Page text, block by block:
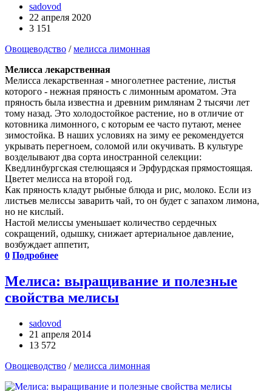
sadovod
22 апреля 2020
3 151
Овощеводство /мелисса лимонная
Мелисса лекарственная
Мелисса лекарственная - многолетнее растение, листья
которого - нежная пряность с лимонным ароматом. Эта
пряность была известна и древним римлянам 2 тысячи лет
тому назад. Это холодостойкое растение, но в отличие от
котовника лимонного, с которым ее часто путают, менее
зимостойка. В наших условиях на зиму ее рекомендуется
укрывать перегноем, соломой или окучивать. В культуре
возделывают два сорта иностранной селекции:
Кведлинбургская стелющаяся и Эрфурдская прямостоящая.
Цветет мелисса на второй год.
Как пряность кладут рыбные блюда и рис, молоко. Если из
листьев мелиссы заварить чай, то он будет с запахом лимона,
но не кислый.
Настой мелиссы уменьшает количество сердечных
сокращений, одышку, снижает артериальное давление,
возбуждает аппетит,
0 Подробнее
Мелиса: выращивание и полезные
свойства мелисы
sadovod
21 апреля 2014
13 572
Овощеводство /мелисса лимонная